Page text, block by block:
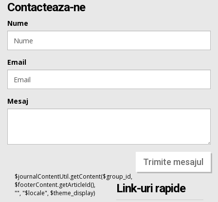
Contacteaza-ne
Nume
Email
Mesaj
Trimite mesajul
$journalContentUtil.getContent($group_id,
$footerContent.getArticleId(),
"", "$locale", $theme_display)
Link-uri rapide